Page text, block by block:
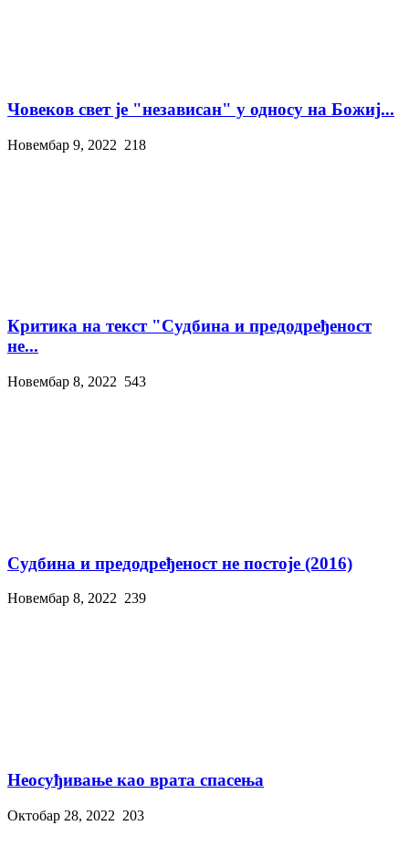
Човеков свет је "независан" у односу на Божиј...
Новембар 9, 2022 218
Критика на текст "Судбина и предодређеност
не...
Новембар 8, 2022 543
Судбина и предодређеност не постоје (2016)
Новембар 8, 2022 239
Неосуђивање као врата спасења
Октобар 28, 2022 203